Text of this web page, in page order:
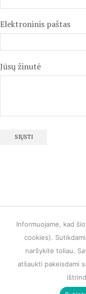
Elektroninis paštas
Jūsų žinutė
Informuojame, kad
cookies).
naršykite toliau.
atšaukti pakeisdami